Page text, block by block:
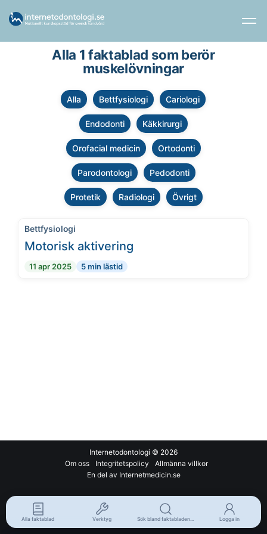
Alla 1 faktablad som berör
muskelövningar
Alla Bettfysiologi Cariologi
Endodonti Käkkirurgi
Orofacial medicin Ortodonti
Parodontologi Pedodonti
Protetik Radiologi Övrigt
Bettfysiologi
Motorisk aktivering
11 apr 2025 5 min lästid
Internetodontologi © 2026
Om oss
Integritetspolicy
Allmänna villkor
En del av Internetmedicin.se
Alla faktablad Verktyg Sök bland faktabladen... Logga in